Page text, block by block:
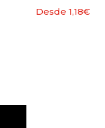
Desde1,18€